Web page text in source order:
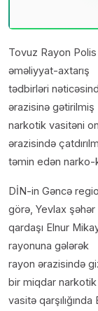
Tovuz Rayon Polis
əməliyyat-axtarış
tədbirləri
ərazisinə gətirilmiş
narkotik vasitəni
ərazisində
təmin edən narko-
DİN-in Gəncə
görə, Yevlax şəhər
qardaşı Elnur
rayonuna gələrək
rayon ərazisində
bir miqdar narkotik
vasitə